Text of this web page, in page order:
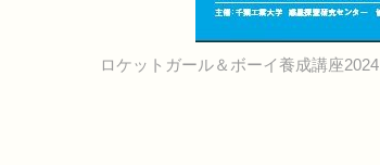
ロケットガール＆ボーイ養成講座2024